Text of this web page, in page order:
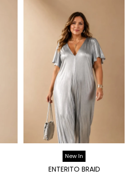
New In
ENTERITO BRAID